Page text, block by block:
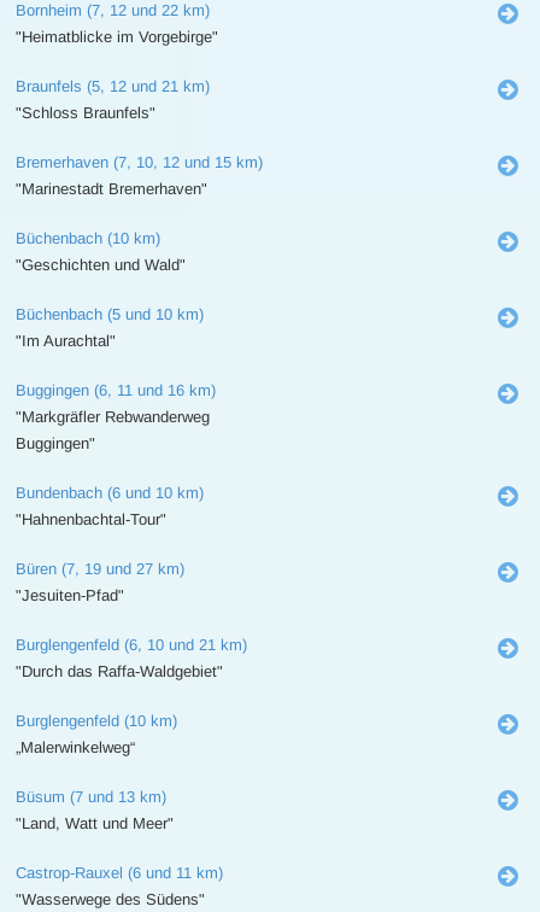
Bornheim (7, 12 und 22 km)
"Heimatblicke im Vorgebirge"
Braunfels (5, 12 und 21 km)
"Schloss Braunfels"
Bremerhaven (7, 10, 12 und 15 km)
"Marinestadt Bremerhaven"
Büchenbach (10 km)
"Geschichten und Wald"
Büchenbach (5 und 10 km)
"Im Aurachtal"
Buggingen (6, 11 und 16 km)
"Markgräfler Rebwanderweg
Buggingen"
Bundenbach (6 und 10 km)
"Hahnenbachtal-Tour"
Büren (7, 19 und 27 km)
"Jesuiten-Pfad"
Burglengenfeld (6, 10 und 21 km)
"Durch das Raffa-Waldgebiet"
Burglengenfeld (10 km)
„Malerwinkelweg“
Büsum (7 und 13 km)
"Land, Watt und Meer"
Castrop-Rauxel (6 und 11 km)
"Wasserwege des Südens"